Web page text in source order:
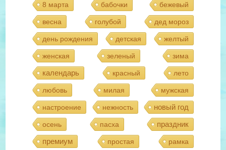
8 марта бабочки бежевый
весна голубой дед мороз
день рождения детская желтый
женская зеленый зима
календарь красный лето
любовь милая мужская
настроение нежность новый год
осень пасха
праздник
премиум
простая рамка